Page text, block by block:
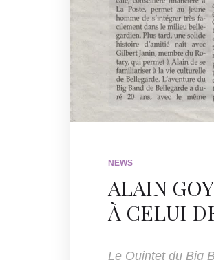
NEWS
ALAIN
À CELUI
Le Quintet du Big